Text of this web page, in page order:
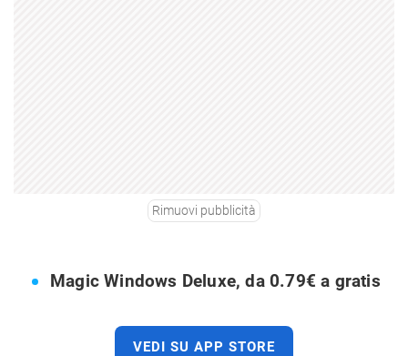
Rimuovi pubblicità
Magic Windows Deluxe, da 0.79€ a gratis
VEDI SU APP STORE